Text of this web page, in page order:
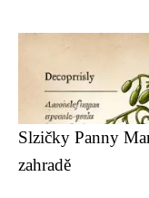
Slzičky Panny
zahradě